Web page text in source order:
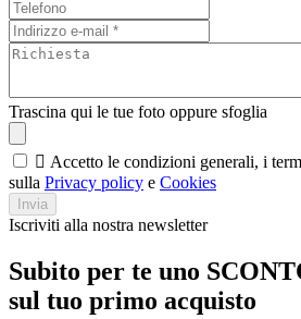
Trascina qui le tue foto oppure sfoglia
 Accetto le condizioni generali, i
sulla Privacy policy e Cookies
Invia
Iscriviti alla nostra newsletter
Subito per te uno
sul tuo primo acquisto